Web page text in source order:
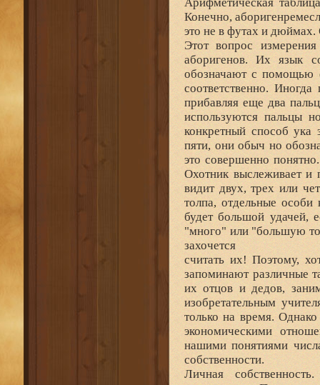
Конечно,
это не в футах и дюймах.
Этот вопрос
аборигенов. Их язык
обозначают с помощью
соответственно.
прибавляя еще два
используются пальцы
конкретный способ
пяти, они обыч но
это совершенно
Охотник выслеживает и
видит двух, трех или
толпа, отдельные
будет большой удачей,
"много" или "большую
захочется
считать их! Поэтому,
запоминают различные
их отцов и дедов,
изобретательным
только на время.
экономическими
нашими понятиями
собственности.
Личная